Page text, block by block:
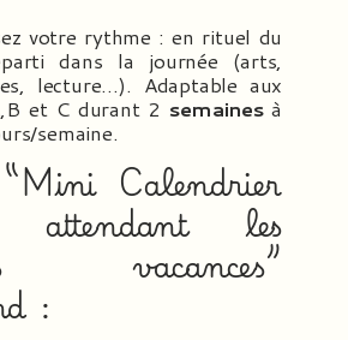
votre rythme : en rituel du
dans la journée (arts,
lecture…). Adaptable aux
et C durant 2 semainesà
semaine.
Calendrier
les
vacances”
: